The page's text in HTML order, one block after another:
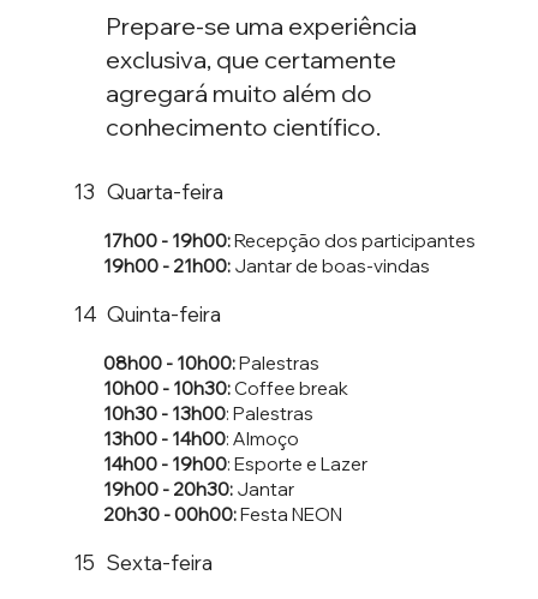
Prepare-se uma experiência
exclusiva, que certamente
agregará muito além do
conhecimento científico.
13 Quarta-feira
17h00 - 19h00:Recepção dos participantes
19h00 - 21h00: Jantar de boas-vindas
14 Quinta-feira
08h00 - 10h00:Palestras
10h00 - 10h30:Coffee break
10h30 - 13h00: Palestras
13h00 - 14h00: Almoço
14h00 - 19h00: Esporte e Lazer
19h00 - 20h30:Jantar
20h30 - 00h00:Festa NEON
15 Sexta-feira